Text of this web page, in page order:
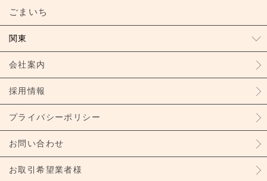
ごまいち
関東
会社案内
採用情報
プライバシーポリシー
お問い合わせ
お取引希望業者様